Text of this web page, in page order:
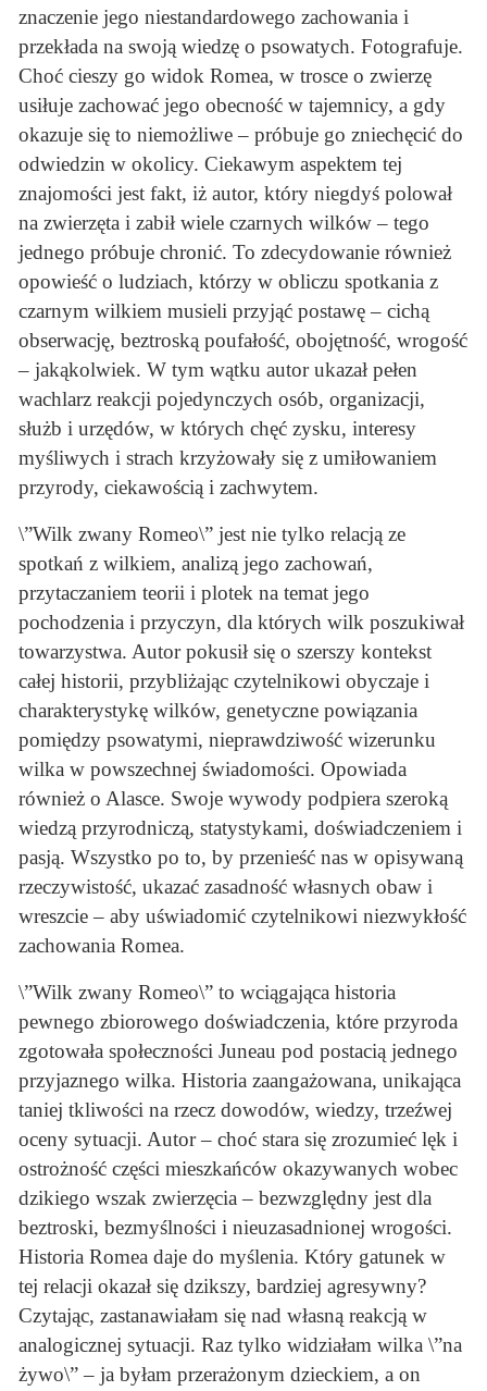
znaczenie jego niestandardowego zachowania i
przekłada na swoją wiedzę o psowatych. Fotografuje.
Choć cieszy go widok Romea, w trosce o zwierzę
usiłuje zachować jego obecność w tajemnicy, a gdy
okazuje się to niemożliwe – próbuje go zniechęcić do
odwiedzin w okolicy. Ciekawym aspektem tej
znajomości jest fakt, iż autor, który niegdyś polował
na zwierzęta i zabił wiele czarnych wilków – tego
jednego próbuje chronić. To zdecydowanie również
opowieść o ludziach, którzy w obliczu spotkania z
czarnym wilkiem musieli przyjąć postawę – cichą
obserwację, beztroską poufałość, obojętność, wrogość
– jakąkolwiek. W tym wątku autor ukazał pełen
wachlarz reakcji pojedynczych osób, organizacji,
służb i urzędów, w których chęć zysku, interesy
myśliwych i strach krzyżowały się z umiłowaniem
przyrody, ciekawością i zachwytem.
\”Wilk zwany Romeo\” jest nie tylko relacją ze
spotkań z wilkiem, analizą jego zachowań,
przytaczaniem teorii i plotek na temat jego
pochodzenia i przyczyn, dla których wilk poszukiwał
towarzystwa. Autor pokusił się o szerszy kontekst
całej historii, przybliżając czytelnikowi obyczaje i
charakterystykę wilków, genetyczne powiązania
pomiędzy psowatymi, nieprawdziwość wizerunku
wilka w powszechnej świadomości. Opowiada
również o Alasce. Swoje wywody podpiera szeroką
wiedzą przyrodniczą, statystykami, doświadczeniem i
pasją. Wszystko po to, by przenieść nas w opisywaną
rzeczywistość, ukazać zasadność własnych obaw i
wreszcie – aby uświadomić czytelnikowi niezwykłość
zachowania Romea.
\”Wilk zwany Romeo\” to wciągająca historia
pewnego zbiorowego doświadczenia, które przyroda
zgotowała społeczności Juneau pod postacią jednego
przyjaznego wilka. Historia zaangażowana, unikająca
taniej tkliwości na rzecz dowodów, wiedzy, trzeźwej
oceny sytuacji. Autor – choć stara się zrozumieć lęk i
ostrożność części mieszkańców okazywanych wobec
dzikiego wszak zwierzęcia – bezwzględny jest dla
beztroski, bezmyślności i nieuzasadnionej wrogości.
Historia Romea daje do myślenia. Który gatunek w
tej relacji okazał się dzikszy, bardziej agresywny?
Czytając, zastanawiałam się nad własną reakcją w
analogicznej sytuacji. Raz tylko widziałam wilka \”na
żywo\” – ja byłam przerażonym dzieckiem, a on